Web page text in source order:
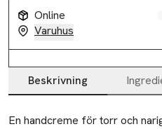
Online
Varuhus
Beskrivning
Beskrivning
En handcreme för torr och